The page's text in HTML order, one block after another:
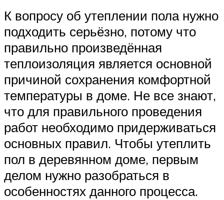
К вопросу об утеплении пола нужно
подходить серьёзно, потому что
правильно произведённая
теплоизоляция является основной
причиной сохранения комфортной
температуры в доме. Не все знают,
что для правильного проведения
работ необходимо придерживаться
основных правил. Чтобы утеплить
пол в деревянном доме, первым
делом нужно разобраться в
особенностях данного процесса.